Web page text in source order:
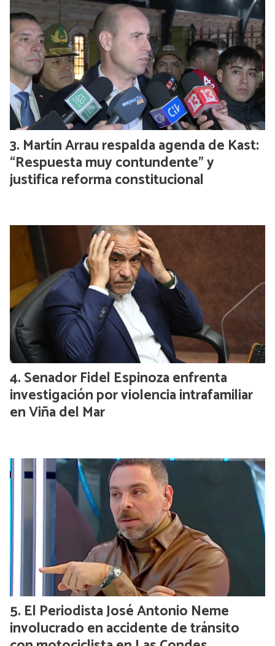
Martín Arrau respalda agenda de Kast:
“Respuesta muy contundente” y
justifica reforma constitucional
Senador Fidel Espinoza enfrenta
investigación por violencia intrafamiliar
en Viña del Mar
El Periodista José Antonio Neme
involucrado en accidente de tránsito